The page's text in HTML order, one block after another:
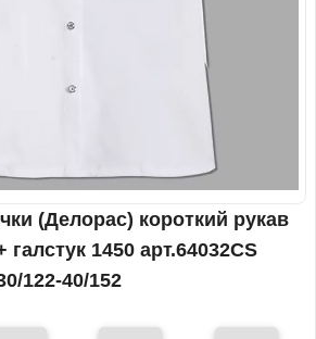
(Делорас) короткий рукав
1450 арт.64032CS
122-40/152